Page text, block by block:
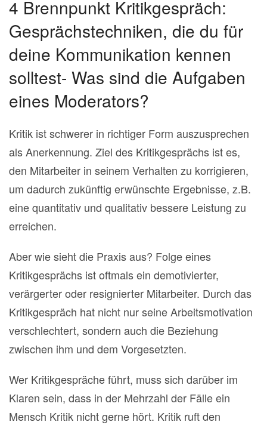
4 Brennpunkt Kritikgespräch:
Gesprächstechniken, die du für
deine Kommunikation kennen
solltest- Was sind die Aufgaben
eines Moderators?
Kritik ist schwerer in richtiger Form auszusprechen
als Anerkennung. Ziel des Kritikgesprächs ist es,
den Mitarbeiter in seinem Verhalten zu korrigieren,
um dadurch zukünftig erwünschte Ergebnisse, z.B.
eine quantitativ und qualitativ bessere Leistung zu
erreichen.
Aber wie sieht die Praxis aus? Folge eines
Kritikgesprächs ist oftmals ein demotivierter,
verärgerter oder resignierter Mitarbeiter. Durch das
Kritikgespräch hat nicht nur seine Arbeitsmotivation
verschlechtert, sondern auch die Beziehung
zwischen ihm und dem Vorgesetzten.
Wer Kritikgespräche führt, muss sich darüber im
Klaren sein, dass in der Mehrzahl der Fälle ein
Mensch Kritik nicht gerne hört. Kritik ruft den